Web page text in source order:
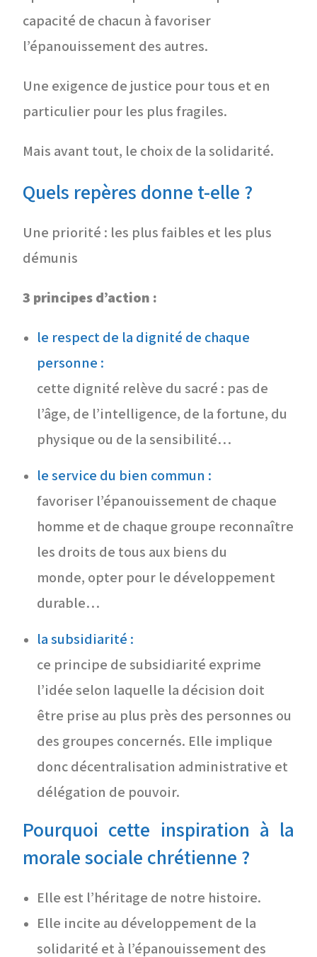
capacité de chacun à favoriser
l’épanouissement des autres.
Une exigence de justice pour tous et en
particulier pour les plus fragiles.
Mais avant tout, le choix de la solidarité.
Quels repères donne t-elle ?
Une priorité : les plus faibles et les plus
démunis
3 principes d’action :
le respect de la dignité de chaque
personne :
cette dignité relève du sacré : pas de
l’âge, de l’intelligence, de la fortune, du
physique ou de la sensibilité…
le service du bien commun :
favoriser l’épanouissement de chaque
homme et de chaque groupe reconnaître
les droits de tous aux biens du
monde, opter pour le développement
durable…
la subsidiarité :
ce principe de subsidiarité exprime
l’idée selon laquelle la décision doit
être prise au plus près des personnes ou
des groupes concernés. Elle implique
donc décentralisation administrative et
délégation de pouvoir.
Pourquoi cette inspiration à la
morale sociale chrétienne ?
Elle est l’héritage de notre histoire.
Elle incite au développement de la
solidarité et à l’épanouissement des